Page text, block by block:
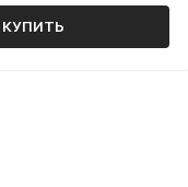
КУПИТЬ